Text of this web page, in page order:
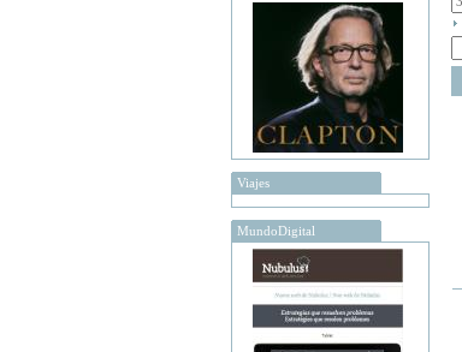
Viajes
MundoDigital